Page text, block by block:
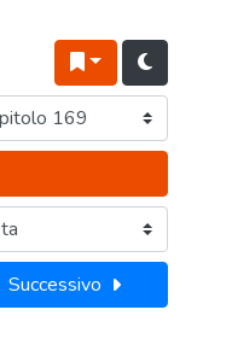
Successivo